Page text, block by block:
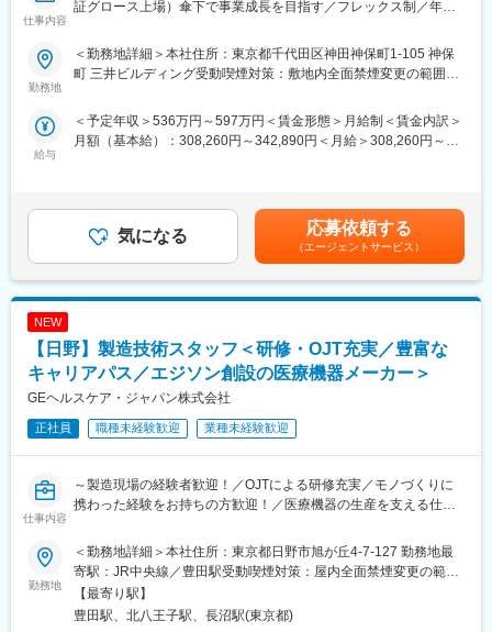
トフォームの中核設計をリードできるポジション
高度化において、アーキテクチャおよび技術方針の策定を主導で
きる環境
ができる
・RevOps／Data・AIエンジニア／プロダクトチームと連携し、
Feature Platform）への拡張など、データ・AI基盤全体の技術責任
者としてのキャリア形成が可能
・不確実性の高い環境において、技術選定・アーキテクチャ設
計・開発方針の意思決定を担うリードエンジニアとしての役割を
期待
仕事内容
証グロース上場）傘下で事業成長を目指す／フレックス制／年間
■業務概要：
旭化成メディカルは、装置とディスポーザブル製品を医療機器シ
ステムとして開発・製造している血液関連デバイスのリーディン
て、経営陣の日常業務をサポートし、スケジュール管理、会議運
営、社内外調整、各種事務業務を通じて経営の意思決定と業務遂
■業務詳細：
1.スケジュール・アポイントメント管理
・社長および常務執行役員2名のスケジュール管理
・社内外会議の日程調整
・出張手配（交通・宿泊・会食等）
2.会議運営サポート
・会議設定・招集
・会議資料の収集・取りまとめ
・オンライン会議の設定
・議事録作成
3.社内外コミュニケーション支援
・メール・電話対応、来客対応
・社内関係部署との調整
・各種資料作成補助
・契約書等の管理、社内文書管理
・経営会議資料の取りまとめ
5.庶務・総務関連業務
勤務地
＜勤務地詳細＞本社住所：東京都千代田区神田神保町1-105 神保
町 三井ビルディング受動喫煙対策：敷地内全面禁煙変更の範囲：
給与
＜予定年収＞536万円～597万円＜賃金形態＞月給制＜賃金内訳＞
月額（基本給）：308,260円～342,890円＜月給＞308,260円～
は固定手当を含めた表記です。
気になる 応募依頼する
（エージェントサービス）
NEW
【日野】製造技術スタッフ＜研修・OJT充実／豊富な
キャリアパス／エジソン創設の医療機器メーカー＞
GEヘルスケア・ジャパン株式会社
正社員 職種未経験歓迎 業種未経験歓迎
仕事内容
～製造現場の経験者歓迎！／OJTによる研修充実／モノづくりに
携わった経験をお持ちの方歓迎！／医療機器の生産を支える仕事
■業務概要：
安全に、品質の良い製品を、お客様の納期通りに出荷できるよう
生産することを目的に、超音波プローブ、CT検出器などの医療機
器の生産に関わる業務を行います。製造ラインリーダー、生産管
勤務地
＜勤務地詳細＞本社住所：東京都日野市旭が丘4-7-127 勤務地最
寄駅：JR中央線／豊田駅受動喫煙対策：屋内全面禁煙変更の範
囲：会社の定める事業所（リモートワーク含む）
【最寄り駅】
豊田駅、北八王子駅、長沼駅(東京都)